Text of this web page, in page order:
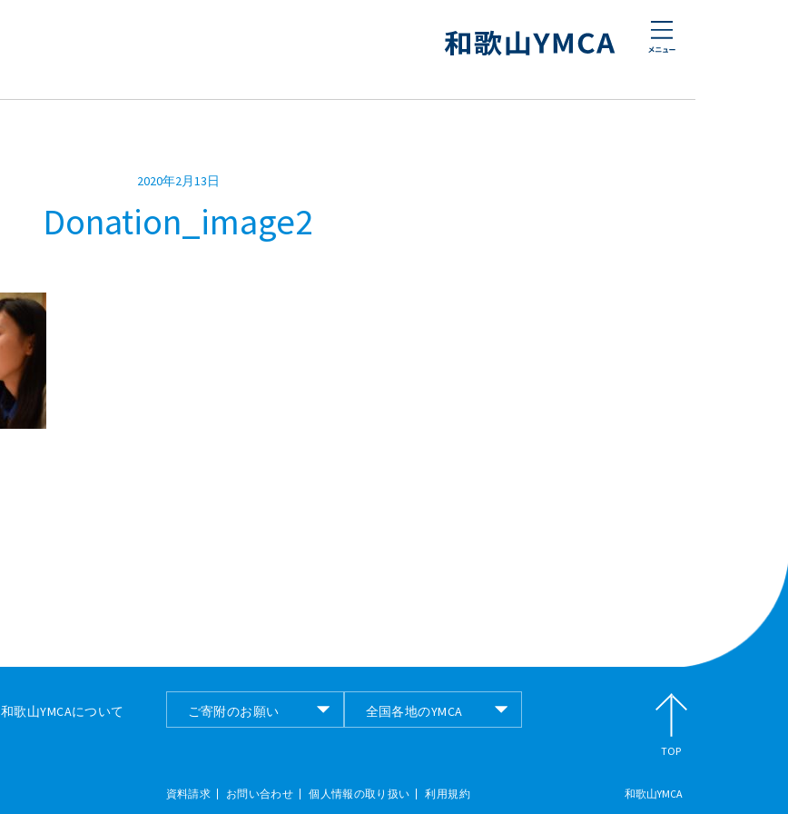
2020年2月13日
Donation_image2
和歌山YMCAについて ご寄附のお願い 全国各地のYMCA
資料請求 お問い合わせ 個人情報の取り扱い 利用規約 和歌山YMCA
TOP